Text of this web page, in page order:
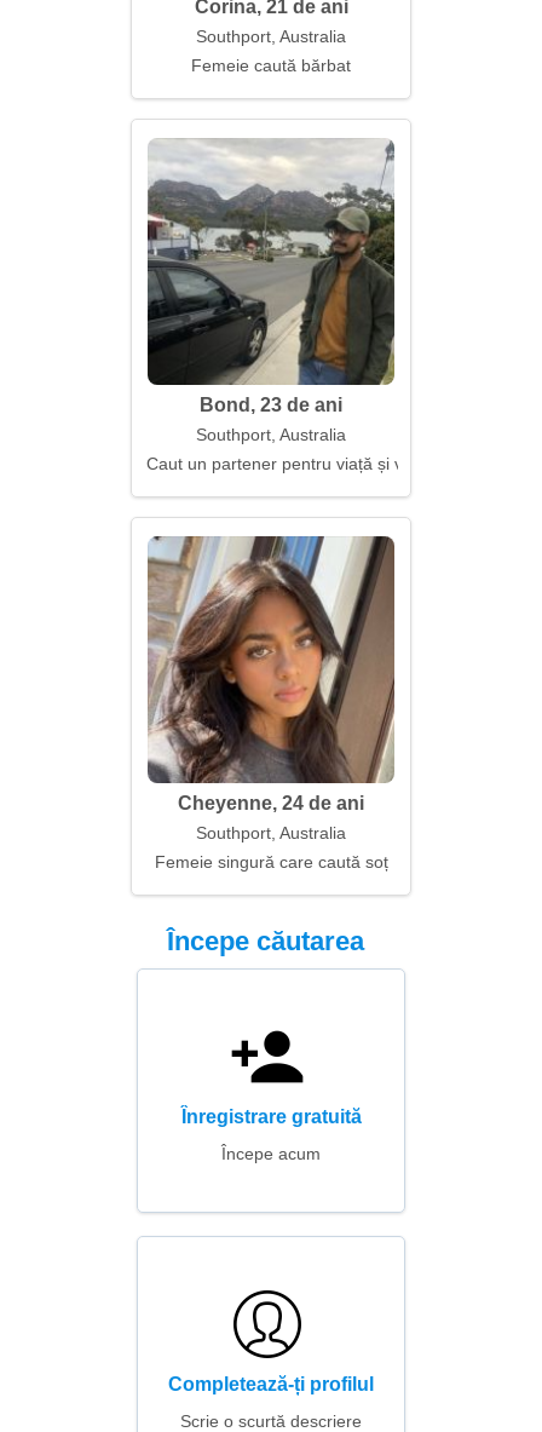
Corina, 21 de ani
Southport, Australia
Femeie caută bărbat
Bond, 23 de ani
Southport, Australia
Caut un partener pentru viață și vise
Cheyenne, 24 de ani
Southport, Australia
Femeie singură care caută soț
Începe căutarea
Înregistrare gratuită
Începe acum
Completează-ți profilul
Scrie o scurtă descriere